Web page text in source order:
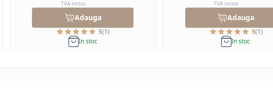
TVA inclus
Adauga
5(1)
In stoc
TVA inclus
Adauga
5(1)
In stoc